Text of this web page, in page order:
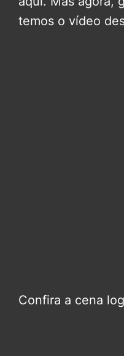
temos o vídeo
Confira a cena